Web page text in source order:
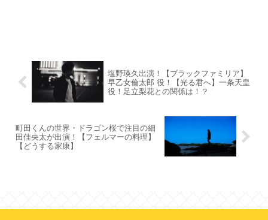
塩野瑛久出演！【ブラックファミリア】
早乙女倫太郎 役！【光る君へ】一条天皇
役！足立梨花との関係は！？
町田くんの世界・ドラゴン桜で注目の細
田佳央太が出演！【フェルマーの料理】
【どうする家康】